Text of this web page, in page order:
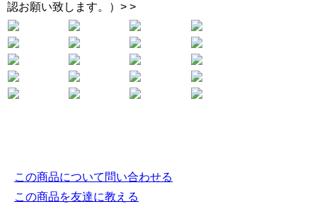
認お願い致します。）> >
この商品について問い合わせる
この商品を友達に教える